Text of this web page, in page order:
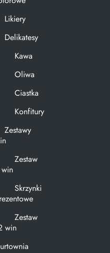
Likiery
Delikatesy
Kawa
Oliwa
Ciastka
Konfitury
Zestawy
Zestaw
Skrzynki
Zestaw
win